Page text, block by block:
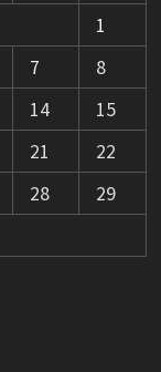
1
7
8
14
15
21
22
28
29